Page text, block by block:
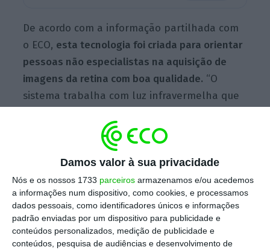
Damos valor à sua privacidade
Nós e os nossos 1733 parceiros armazenamos e/ou acedemos
a informações num dispositivo, como cookies, e processamos
dados pessoais, como identificadores únicos e informações
padrão enviadas por um dispositivo para publicidade e
conteúdos personalizados, medição de publicidade e
conteúdos, pesquisa de audiências e desenvolvimento de
De acordo com a informação partilhada com
o ECO, esta tecnologia foi criada para orientar
pessoas não especialistas na aquisição de
imagens da retina com boa qualidade. “O
sistema trabalha com luz infravermelha que
simples, como afastar ou aproximar a câmara
ou fazer ligeiras rotações do equipamento.
Isto, para garantir que há um correto
alinhamento da retina”, detalha a instituição.
Apatente agora aprovada tinha sido
submetida em 2020 e envolveu vários